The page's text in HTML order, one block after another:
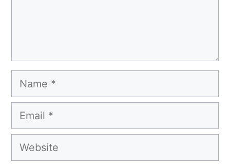
Name
Email
Website